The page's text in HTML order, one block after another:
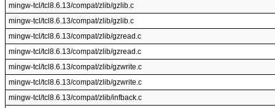
mingw-tcl/tcl8.6.13/compat/zlib/gzlib.c
mingw-tcl/tcl8.6.13/compat/zlib/gzlib.c
mingw-tcl/tcl8.6.13/compat/zlib/gzread.c
mingw-tcl/tcl8.6.13/compat/zlib/gzread.c
mingw-tcl/tcl8.6.13/compat/zlib/gzwrite.c
mingw-tcl/tcl8.6.13/compat/zlib/gzwrite.c
mingw-tcl/tcl8.6.13/compat/zlib/infback.c